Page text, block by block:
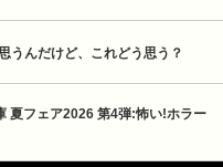
うんだけど、これどう思う？
夏フェア2026 第4弾:怖い!ホラー